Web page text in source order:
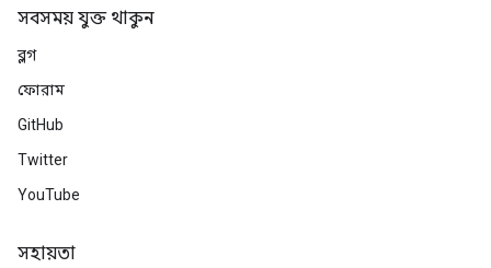
সবসময় যুক্ত থাকুন
ব্লগ
ফোরাম
GitHub
Twitter
YouTube
সহায়তা